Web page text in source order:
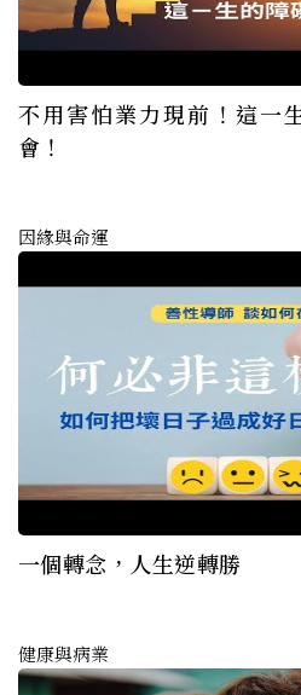
不用害怕業力現前！這一
會！
因緣與命運
一個轉念，人生逆轉勝
健康與病業